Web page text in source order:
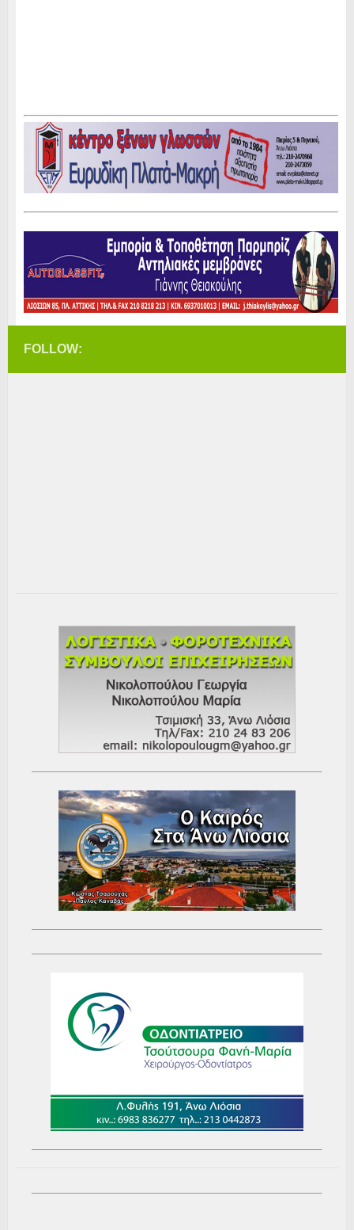
FOLLOW: